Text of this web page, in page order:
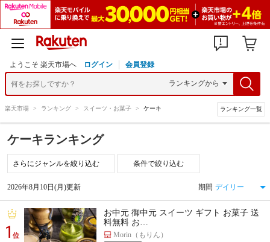
ようこそ 楽天市場へ ログイン 会員登録
楽天市場 > ランキング > スイーツ・お菓子 > ケーキ ランキング一覧
ケーキランキング
条件で絞り込む
2026年8月10日(月)更新 期間
1位
お中元 御中元 スイーツ ギフト お菓子 送
料無料 お…
Morin（もりん）